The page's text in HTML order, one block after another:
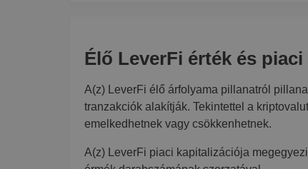
Élő LeverFi érték és
A(z) LeverFi élő árfolyama pillanatról
tranzakciók alakítják. Tekintettel a
emelkedhetnek vagy csökkenhetnek.
A(z) LeverFi piaci kapitalizációja